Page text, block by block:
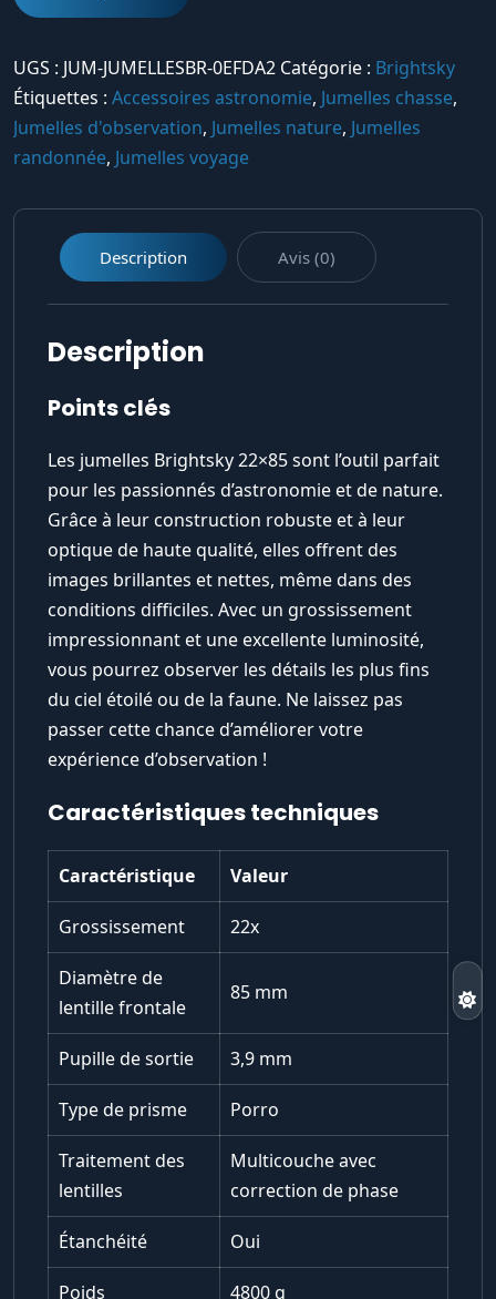
UGS : JUM-JUMELLESBR-0EFDA2 Catégorie : Brightsky
Étiquettes : Accessoires astronomie, Jumelles chasse,
Jumelles d'observation, Jumelles nature, Jumelles
randonnée, Jumelles voyage
Description Avis (0)
Description
Points clés
Les jumelles Brightsky 22×85 sont l’outil parfait
pour les passionnés d’astronomie et de nature.
Grâce à leur construction robuste et à leur
optique de haute qualité, elles offrent des
images brillantes et nettes, même dans des
conditions difficiles. Avec un grossissement
impressionnant et une excellente luminosité,
vous pourrez observer les détails les plus fins
du ciel étoilé ou de la faune. Ne laissez pas
passer cette chance d’améliorer votre
expérience d’observation !
Caractéristiques techniques
Caractéristique Valeur
Grossissement 22x
Diamètre de
lentille frontale
85 mm
Pupille de sortie 3,9 mm
Type de prisme Porro
Traitement des
lentilles
Multicouche avec
correction de phase
Étanchéité Oui
Poids 4800 g